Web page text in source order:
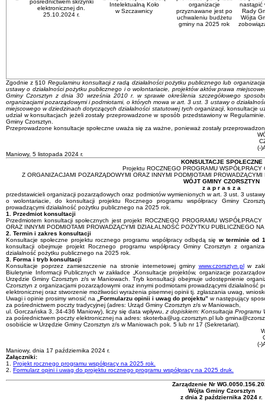
pośrednictwem skrzynki
elektronicznej dn.
25.10.2024 r.
Intelektualną Koło
w Szczawnicy
organizacje
przyznawane jest po
uchwaleniu budżetu
gminy na 2025 rok
nastąpić
Rady
Wójta
Zgodnie z §10 Regulaminu konsultacji z radą działalności pożytku publicznego lub
ustawy o działalności pożytku publicznego i o wolontariacie, projektów aktów prawa
Gminy Czorsztyn z dnia 30 września 2010 r. w sprawie określenia szczegółowego
organizacjami pozarządowymi i podmiotami, o których mowa w art. 3 ust. 3 ustawy o
miejscowego w dziedzinach dotyczących działalności statutowej tych organizacji, konsultacje
udział w konsultacjach jeżeli zostały przeprowadzone w sposób przedstawiony w
Gminy Czorsztyn.
Przeprowadzone konsultacje społeczne uważa się za ważne, ponieważ zostały
(-
Maniowy, 5 listopada 2024 r.
KONSULTACJE SPOŁECZNE
Projektu ROCZNEGO PROGRAMU WSPÓŁPRACY
Z ORGANIZACJAMI POZARZĄDOWYMI ORAZ INNYMI PODMIOTAMI
WÓJT GMINY CZORSZTYN
z a p r a s z a
przedstawicieli organizacji pozarządowych oraz podmiotów wymienionych w art. 3 ust. 3
o wolontariacie, do konsultacji projektu Rocznego programu współpracy Gminy
prowadzącymi działalność pożytku publicznego na 2025 rok.
1. Przedmiot konsultacji
Przedmiotem konsultacji społecznych jest projekt ROCZNEGO PROGRAMU
ORAZ INNYMI PODMIOTAMI PROWADZĄCYMI DZIAŁALNOŚĆ POŻYTKU PUBLICZNEGO
2. Termin i zakres konsultacji
Konsultacje społeczne projektu rocznego programu współpracy odbędą się w terminie od
konsultacji obejmuje projekt Rocznego programu współpracy Gminy Czorsztyn z
działalność pożytku publicznego na 2025 rok.
3. Forma i tryb konsultacji
Konsultacje poprzez zamieszczenie na stronie internetowej gminy www.czorsztyn.plw
Biuletynie Informacji Publicznych w zakładce „Konsultacje projektów, organizacje
Urzędzie Gminy Czorsztyn z/s w Maniowach. Tryb konsultacji obejmuje udostępnienie
Czorsztyn z organizacjami pozarządowymi oraz innymi podmiotami prowadzącymi
elektronicznej oraz stworzenie możliwości wyrażenia pisemnej opinii tj. zgłaszania uwag,
Uwagi i opinie prosimy wnosić na
„Formularzu opinii i uwag do projektu” w następujący
za pośrednictwem poczty tradycyjnej (adres: Urząd Gminy Czorsztyn z/s w Maniowach,
ul. Gorczańska 3, 34-436 Maniowy), liczy się data wpływu, z dopiskiem: Konsultacja Programu
za pośrednictwem poczty elektronicznej na adres: skoterba@ug.czorsztyn.pl lub
osobiście w Urzędzie Gminy Czorsztyn z/s w Maniowach pok. 5 lub nr 17 (Sekretariat).
(-
Maniowy, dnia 17 października 2024 r.
Załączniki:
1. Projekt rocznego programu współpracy na 2025 rok.
2. Formularz opini i uwag do projektu rocznego programu współpracy na 2025 druk.
Zarządzenie Nr
Wójta Gminy Czorsztyn
z dnia 2 października 2024 r.